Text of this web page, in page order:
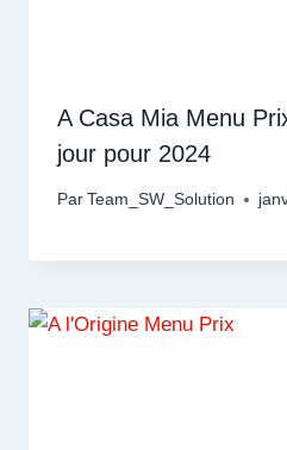
A Casa Mia Menu
jour pour 2024
Par Team_SW_Solution